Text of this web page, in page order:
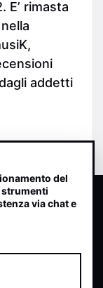
E’ rimasta
addetti
analisi di
del
strumenti
via chat e